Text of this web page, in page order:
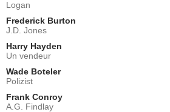
Logan
Frederick Burton
J.D. Jones
Harry Hayden
Un vendeur
Wade Boteler
Polizist
Frank Conroy
A.G. Findlay